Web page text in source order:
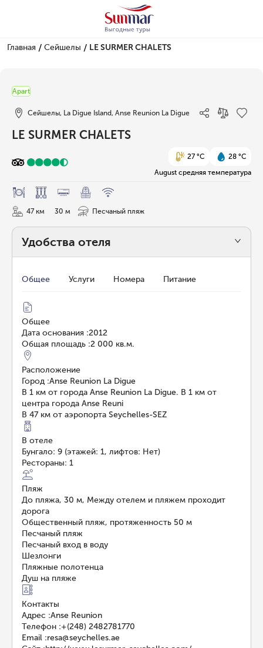
Главная / Сейшелы / LE SURMER CHALETS
Apart
Сейшелы, La Digue Island, Anse Reunion La Digue
LE SURMER CHALETS
27 °C
28 °C
August средняя температура
47 км 30 м Песчаный пляж
Удобства отеля
Общее Услуги Номера Питание
Общее
Дата основания :2012
Общая площадь :2 000 кв.м.
Расположение
Город :Anse Reunion La Digue
В 1 км от города Anse Reunion La Digue. В 1 км от
центра города Anse Reuni
В 47 км от аэропорта Seychelles-SEZ
В отеле
Бунгало: 9 (этажей: 1, лифтов: Нет)
Рестораны: 1
Пляж
До пляжа, 30 м, Между отелем и пляжем проходит
дорога
Общественный пляж, протяженность 50 м
Песчаный пляж
Песчаный вход в воду
Шезлонги
Пляжные полотенца
Душ на пляже
Контакты
Адрес :Anse Reunion
Телефон :+(248) 2482781770
Email :resa@seychelles.ae